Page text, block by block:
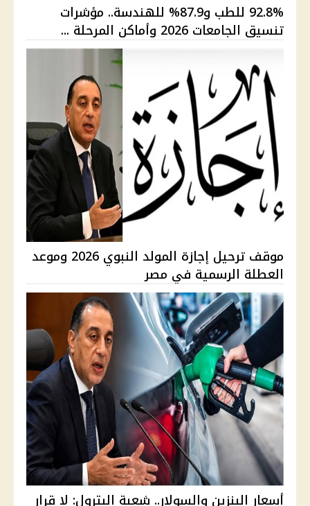
92.8% للطب و87.9% للهندسة.. مؤشرات
تنسيق الجامعات 2026 وأماكن المرحلة ...
موقف ترحيل إجازة المولد النبوي 2026 وموعد
العطلة الرسمية في مصر
أسعار البنزين والسولار.. شعبة البترول: لا قرار